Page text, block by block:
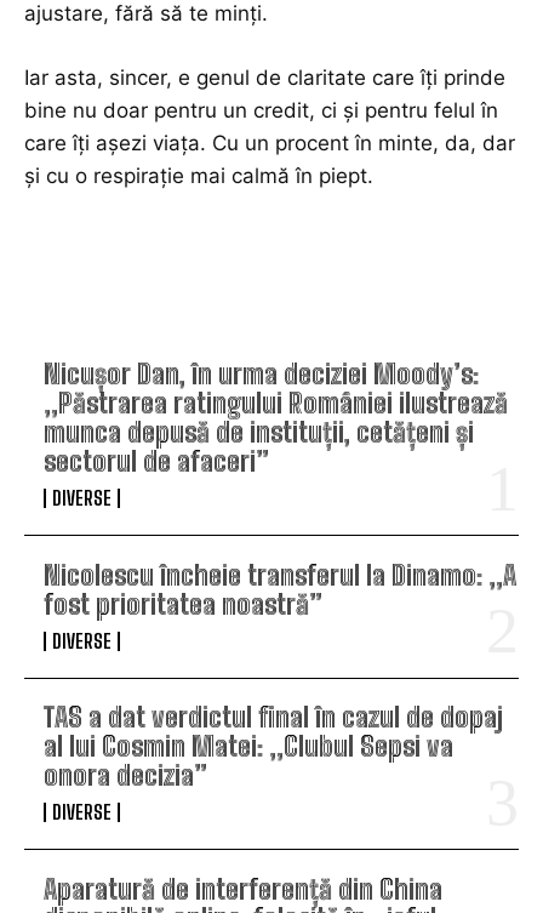
Nicușor Dan, în urma deciziei Moody’s:
„Păstrarea ratingului României ilustrează
munca depusă de instituții, cetățeni și
sectorul de afaceri”
DIVERSE
Nicolescu încheie transferul la Dinamo: „A
fost prioritatea noastră”
DIVERSE
TAS a dat verdictul final în cazul de dopaj
al lui Cosmin Matei: „Clubul Sepsi va
onora decizia”
DIVERSE
Aparatură de interferență din China
ajustare, fără să te minți.
Iar asta, sincer, e genul de claritate care îți prinde
bine nu doar pentru un credit, ci și pentru felul în
care îți așezi viața. Cu un procent în minte, da, dar
și cu o respirație mai calmă în piept.